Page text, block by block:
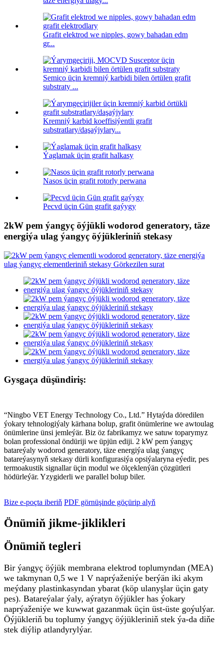
Grafit elektrod we nipples, gowy bahadan edm
gr...
Semico üçin kremniý karbidi bilen örtülen grafit
substraty ...
Kremniý karbid koeffisiýentli grafit
substratlary/daşaýjylary...
Ýaglamak üçin grafit halkasy
Nasos üçin grafit rotorly perwana
Pecvd üçin Gün grafit gaýygy
2kW pem ýangyç öýjükli wodorod generatory, täze
energiýa ulag ýangyç öýjükleriniň stekasy
Gysgaça düşündiriş:
“Ningbo VET Energy Technology Co., Ltd.” Hytaýda döredilen
ýokary tehnologiýaly kärhana bolup, grafit önümlerine we awtoulag
önümlerine ünsi jemleýär. Biz öz fabrikamyz we satuw toparymyz
bolan professional öndüriji we üpjün ediji. 2 kW pem ýangyç
batareýaly wodorod generatory, täze energiýa ulag ýangyç
batareýasynyň stekasy dürli konfigurasiýa opsiýalaryna eýedir, pes
termoakustik signallar üçin modul we ölçeklenýän çözgütleri
hödürleýär. Yzygiderli we parallel bolup biler.
Bize e-poçta iberiň PDF görnüşinde göçürip alyň
Önümiň jikme-jiklikleri
Önümiň tegleri
Bir ýangyç öýjük membrana elektrod toplumyndan (MEA)
we takmynan 0,5 we 1 V naprýaženiýe berýän iki akym
meýdany plastinkasyndan ybarat (köp ulanyşlar üçin gaty
pes). Batareýalar ýaly, aýratyn öýjükler has ýokary
naprýaženiýe we kuwwat gazanmak üçin üst-üste goýulýar.
Öýjükleriň bu toplumy ýangyç öýjükleriniň stek ýa-da diňe
stek diýlip atlandyrylýar.